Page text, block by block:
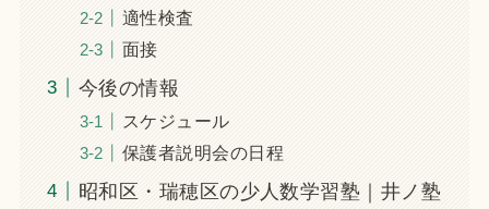
適性検査
面接
今後の情報
スケジュール
保護者説明会の日程
昭和区・瑞穂区の少人数学習塾｜井ノ塾